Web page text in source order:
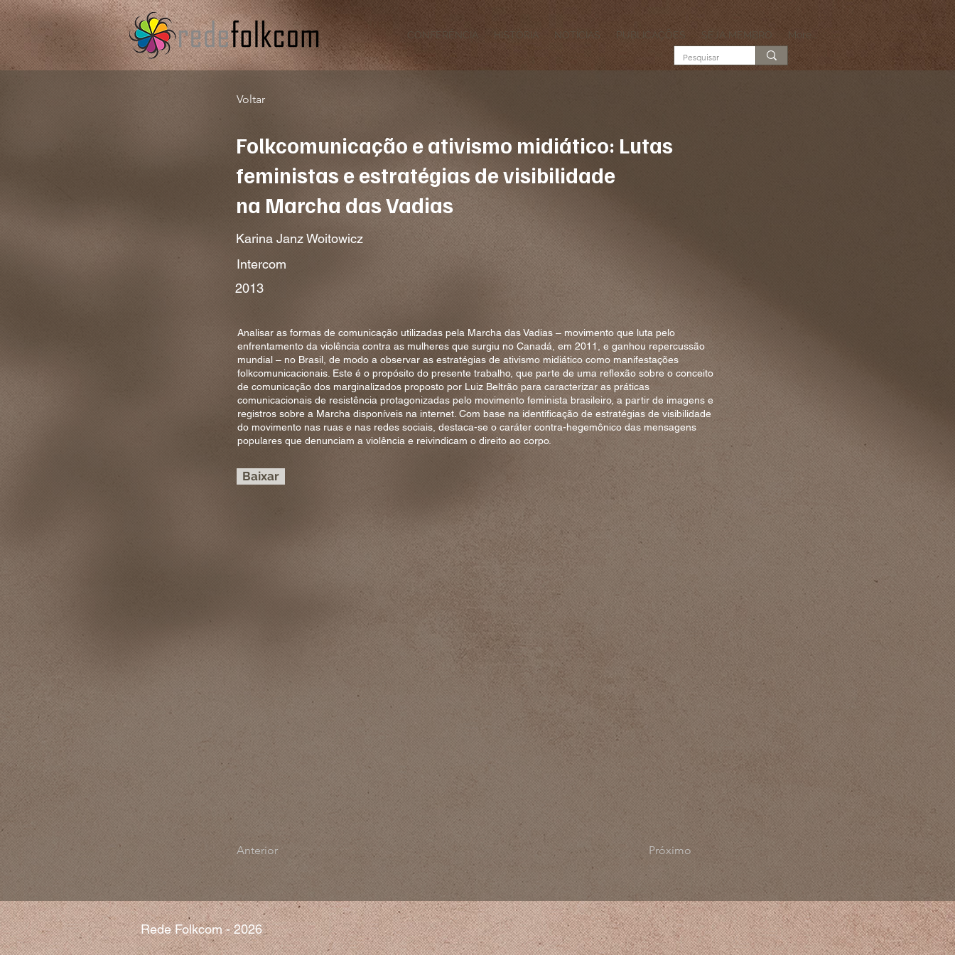
CONFERÊNCIA HISTÓRIA NOTÍCIAS PUBLICAÇÕES SEJA MEMBRO More...
Voltar
Folkcomunicação e ativismo midiático: Lutas
feministas e estratégias de visibilidade
na Marcha das Vadias
Karina Janz Woitowicz
Intercom
2013
Analisar as formas de comunicação utilizadas pela Marcha das Vadias – movimento que luta pelo
enfrentamento da violência contra as mulheres que surgiu no Canadá, em 2011, e ganhou repercussão
mundial – no Brasil, de modo a observar as estratégias de ativismo midiático como manifestações
folkcomunicacionais. Este é o propósito do presente trabalho, que parte de uma reflexão sobre o conceito
de comunicação dos marginalizados proposto por Luiz Beltrão para caracterizar as práticas
comunicacionais de resistência protagonizadas pelo movimento feminista brasileiro, a partir de imagens e
registros sobre a Marcha disponíveis na internet. Com base na identificação de estratégias de visibilidade
do movimento nas ruas e nas redes sociais, destaca-se o caráter contra-hegemônico das mensagens
populares que denunciam a violência e reivindicam o direito ao corpo.
Baixar
Anterior Próximo
Rede Folkcom - 2026